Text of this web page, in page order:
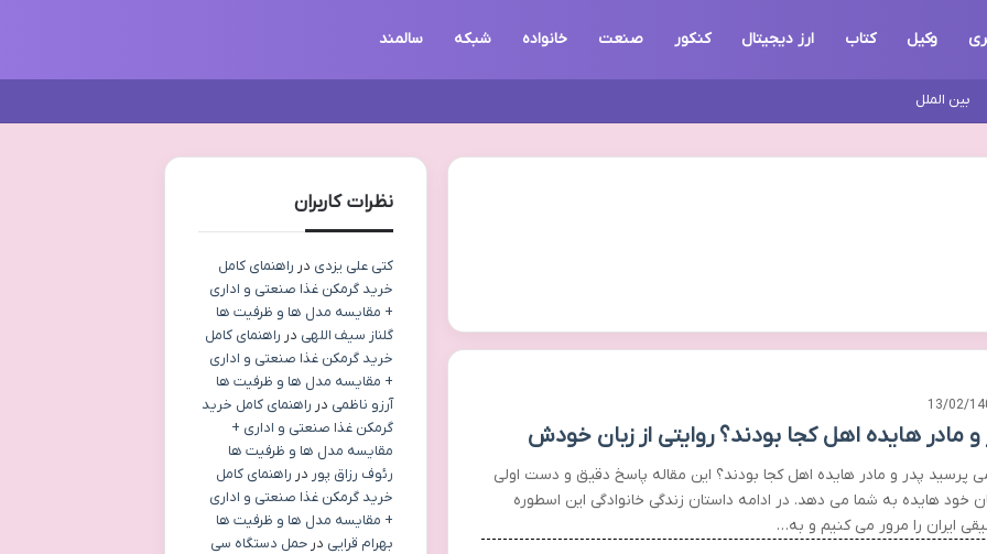
وکیل کتاب ارز دیجیتال کنکور صنعت خانواده شبکه سالمند
بین الملل
13/02/
و مادر هایده اهل کجا بودند؟ روایتی از زبان خودش
پرسید پدر و مادر هایده اهل کجا بودند؟ این مقاله پاسخ دقیق و دست اولی
خود هایده به شما می دهد. در ادامه داستان زندگی خانوادگی این اسطوره
ایران را مرور می کنیم و به…
نظرات کاربران
کتی علی یزدی در راهنمای کامل
خرید گرمکن غذا صنعتی و اداری
+ مقایسه مدل ها و ظرفیت ها
گلناز سیف اللهی در راهنمای کامل
خرید گرمکن غذا صنعتی و اداری
+ مقایسه مدل ها و ظرفیت ها
آرزو ناظمی در راهنمای کامل خرید
گرمکن غذا صنعتی و اداری +
مقایسه مدل ها و ظرفیت ها
رئوف رزاق پور در راهنمای کامل
خرید گرمکن غذا صنعتی و اداری
+ مقایسه مدل ها و ظرفیت ها
بهرام قرایی در حمل دستگاه سی